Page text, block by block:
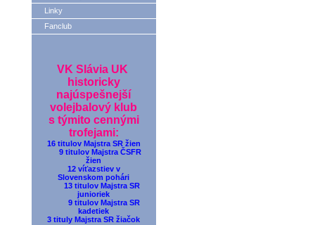
Linky
Fanclub
VK Slávia UK
historicky
najúspešnejší
volejbalový klub
s týmito cennými
trofejami:
16 titulov Majstra SR žien
9 titulov Majstra ČSFR
žien
12 víťazstiev v
Slovenskom pohári
13 titulov Majstra SR
junioriek
9 titulov Majstra SR
kadetiek
3 tituly Majstra SR žiačok